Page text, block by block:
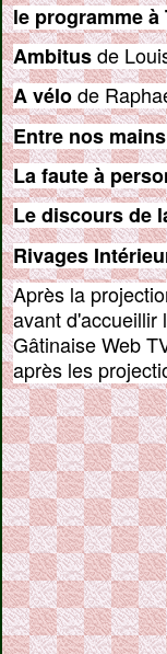
le programme à
Ambitus de
A vélo de
Entre nos mains
La faute à
Le discours de
Rivages
Après la
avant d'accueillir
Gâtinaise Web
après les